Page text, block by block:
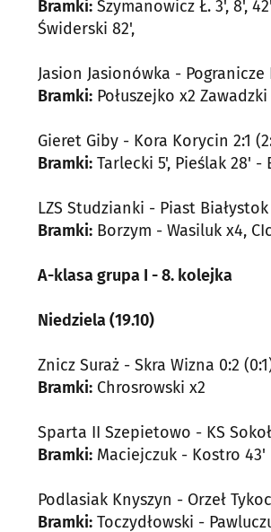
Bramki: Szymanowicz Ł. 3', 8',
Świderski 82',
Jasion Jasionówka -
Bramki: Połuszejko x2
Gieret Giby - Kora Korycin 2:1
Bramki: Tarlecki 5', Pieślak 28' -
LZS Studzianki - Piast Białystok
Bramki: Borzym - Wasiluk x4,
A-klasa grupa I - 8. kolejka
Niedziela (19.10)
Znicz Suraż - Skra Wizna 0:2
Bramki: Chrosrowski x2
Sparta II Szepietowo - KS
Bramki: Maciejczuk - Kostro 43'
Podlasiak Knyszyn - Orzeł
Bramki: Toczydłowski -